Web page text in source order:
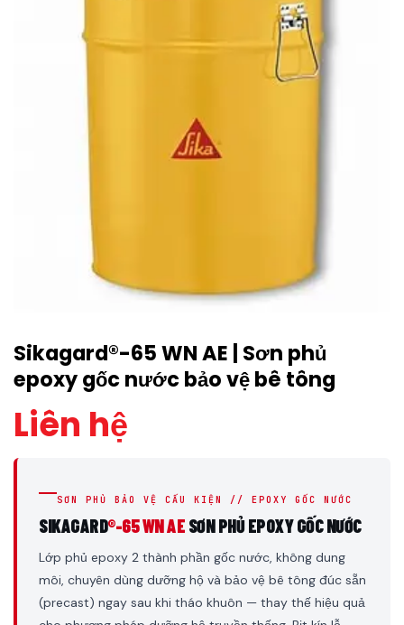
Sikagard®-65 WN AE | Sơn phủ
epoxy gốc nước bảo vệ bê tông
Liên hệ
SƠN PHỦ BẢO VỆ CẤU KIỆN // EPOXY GỐC NƯỚC
SIKAGARD®-65 WN AE SƠN PHỦ EPOXY GỐC NƯỚC
Lớp phủ epoxy 2 thành phần gốc nước, không dung
môi, chuyên dùng dưỡng hộ và bảo vệ bê tông đúc sẵn
(precast) ngay sau khi tháo khuôn — thay thế hiệu quả